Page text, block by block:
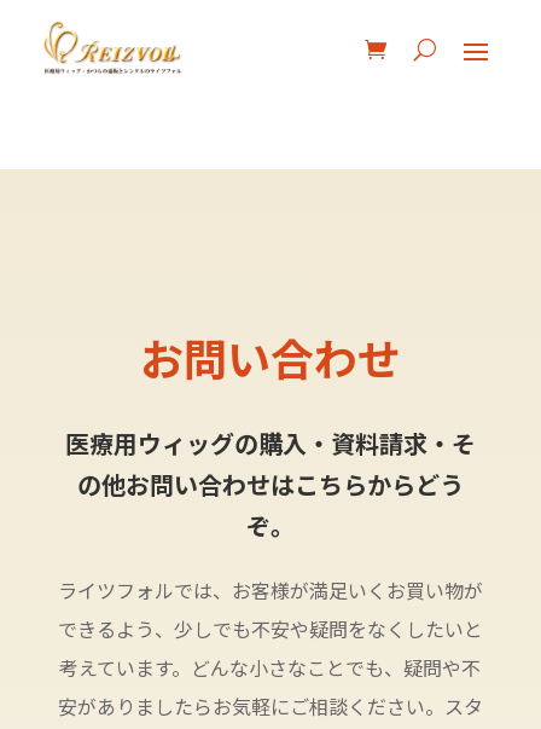
お問い合わせ
医療用ウィッグの購入・資料請求・そ
の他お問い合わせはこちらからどう
ぞ。
ライツフォルでは、お客様が満足いくお買い物が
できるよう、少しでも不安や疑問をなくしたいと
考えています。どんな小さなことでも、疑問や不
安がありましたらお気軽にご相談ください。スタ